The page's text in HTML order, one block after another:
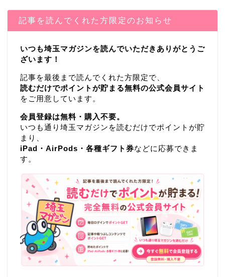
記事を読んでくれた方限定のお知らせ
いつも埼玉マガジンを読んでいただきありがとうご
ざいます！
記事を最後まで読んでくれた方限定で、
読むだけでポイントが貯まる無料の公式会員サイト
をご用意しています。
会員登録は無料・購入不要。
いつも通り埼玉マガジンを読むだけでポイントが貯
まり、
iPad・AirPods・各種ギフト券などに応募できま
す。